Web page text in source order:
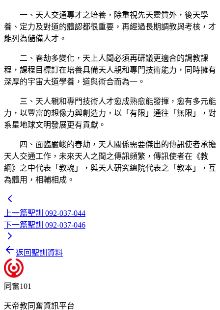
一、天人交通專才之培養，除重視先天靈質外，後天學
養、定力及對道的體認都很重要，再經過長期調教與考核，才
能列為儲備人才。
二、春劫多變化，天上人間必須再研議更適合的調教課
程，課程目標訂在培養具備天人親和專門技術能力，同時擁有
深厚的宇宙大道學養，道與術合而為一。
三、天人親和專門技術人才愈成熟愈能發揮，愈有多元能
力，以豐富的想像力與創造力，以「有限」通往「無限」，對
系星地球文明發展更有貢獻。
四、面臨嚴峻的春劫，天人關係需要傑出的傳訊使者承擔
天人交通工作，未來天人之間之傳訊頻繁，傳訊使者在《教
綱》之中代表「教魂」，與天人研究總院代表之「教本」，互
為體用，相輔相成。
上一篇聖訓 092-037-044
下一篇聖訓 092-037-046
返回聖訓資料
同奮101
天帝教同奮資訊平台